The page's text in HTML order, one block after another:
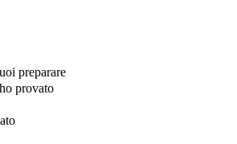
preparare
provato